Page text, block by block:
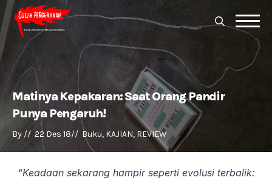
for:
Matinya Kepakaran: Saat Orang Pandir
Punya Pengaruh!
By // 22 Des 18// Buku KAJIAN REVIEW
“Keadaan sekarang hampir seperti evolusi terbalik: